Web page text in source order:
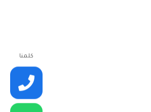
كلمنا